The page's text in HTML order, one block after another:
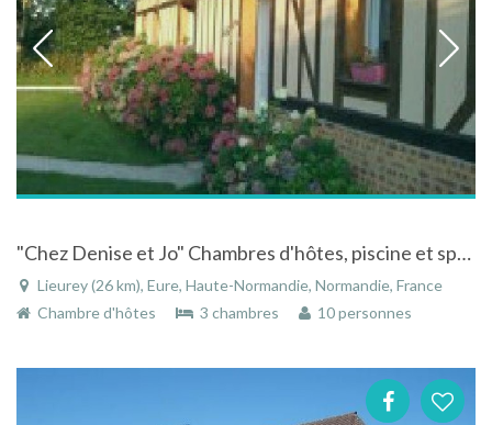
"Chez Denise et Jo" Chambres d'hôtes, piscine et spa - LIEUREY en Haute-Normandie
Lieurey (26 km), Eure, Haute-Normandie, Normandie, France
Chambre d'hôtes
3 chambres 10 personnes